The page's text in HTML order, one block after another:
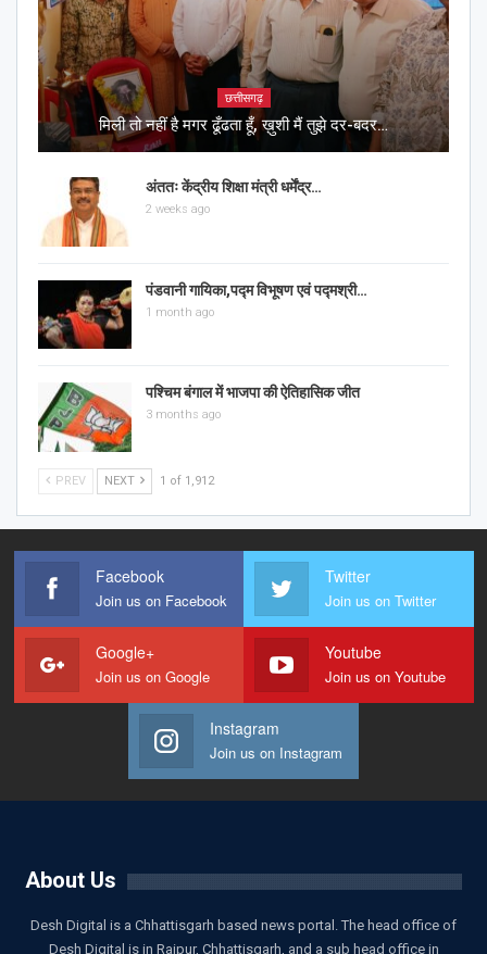
छत्तीसगढ़
मिली तो नहीं है मगर ढूँढता हूँ, ख़ुशी मैं तुझे दर-बदर…
अंततः केंद्रीय शिक्षा मंत्री धर्मेंद्र…
2 weeks ago
पंडवानी गायिका,पद्म विभूषण एवं पद्मश्री…
1 month ago
पश्चिम बंगाल में भाजपा की ऐतिहासिक जीत
3 months ago
PREV NEXT 1 of 1,912
Facebook
Join us on Facebook
Twitter
Join us on Twitter
Google+
Join us on Google
Youtube
Join us on Youtube
Instagram
Join us on Instagram
About Us
Desh Digital is a Chhattisgarh based news portal. The head office of
Desh Digital is in Raipur, Chhattisgarh, and a sub head office in